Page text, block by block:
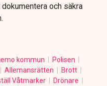
och säkra
kommun
Polisen
Allemansrätten
Brott
Våtmarker
Drönare